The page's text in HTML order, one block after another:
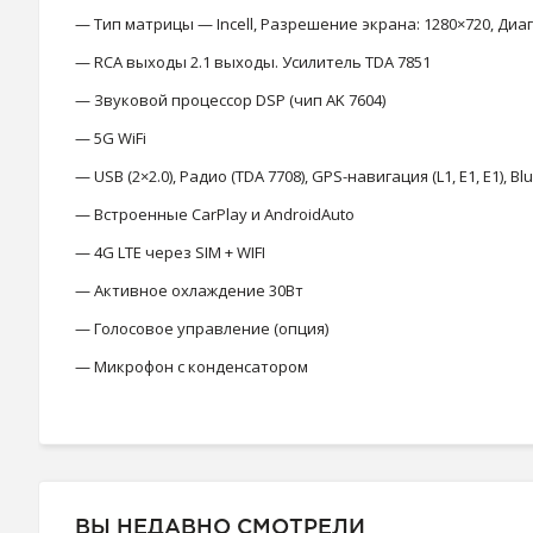
— Тип матрицы — Incell, Разрешение экрана: 1280×720,
— RCA выходы 2.1 выходы. Усилитель TDA 7851
— Звуковой процессор DSP (чип AK 7604)
— 5G WiFi
— USB (2×2.0), Радио (TDA 7708), GPS-навигация (L1, E1, E1),
— Встроенные CarPlay и AndroidAuto
— 4G LTE через SIM + WIFI
— Активное охлаждение 30Вт
— Голосовое управление (опция)
— Микрофон с конденсатором
ВЫ НЕДАВНО СМОТРЕЛИ